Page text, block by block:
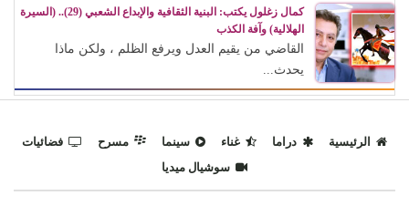
كمال زغلول يكتب: البنية الثقافية والإبداع الشعبي (29).. (السيرة
الهلالية) وآفة الكذب
القاضي من يقيم العدل ويرفع الظلم ، ولكن ماذا
يحدث...
الرئيسية دراما غناء سينما مسرح
فضائيات
سوشيال ميديا